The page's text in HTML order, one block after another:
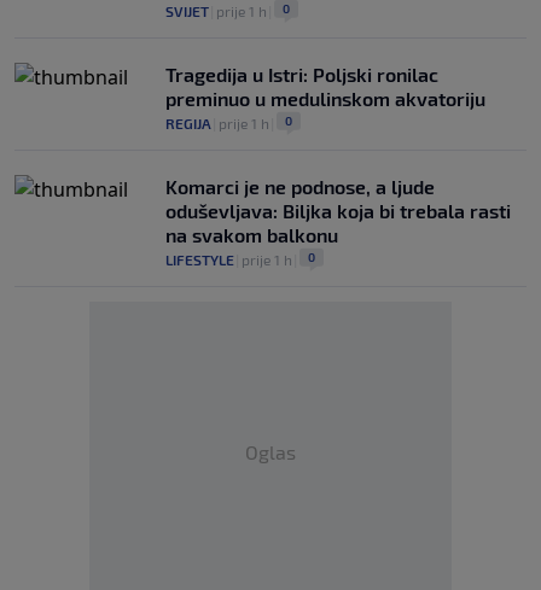
SVIJET prije 1 h 0
Tragedija u Istri: Poljski ronilac
preminuo u medulinskom akvatoriju
REGIJA prije 1 h 0
Komarci je ne podnose, a ljude
oduševljava: Biljka koja bi trebala rasti
na svakom balkonu
LIFESTYLE prije 1 h 0
Oglas